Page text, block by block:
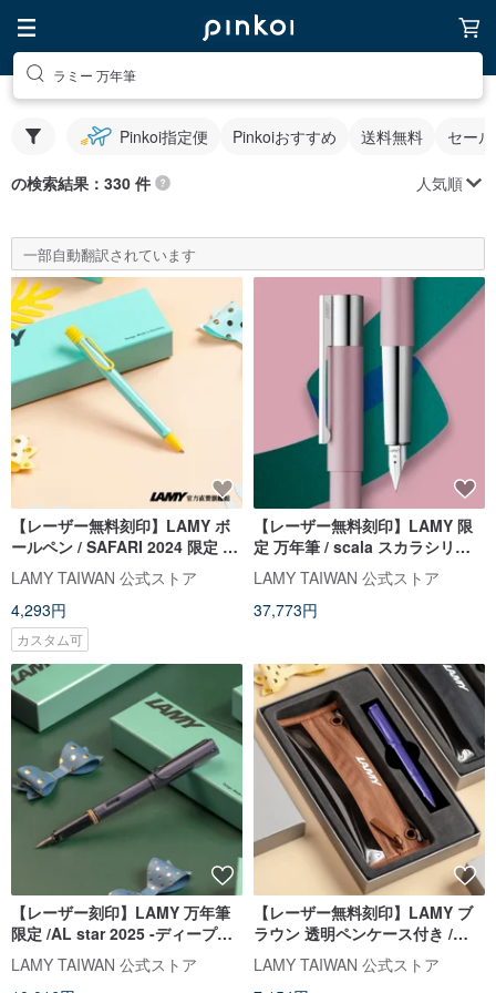
ラミー 万年筆
Pinkoi指定便 Pinkoiおすすめ 送料無料 セー
の検索結果：330 件 人気順
一部自動翻訳されています
【レーザー無料刻印】LAMY ボ
ールペン / SAFARI 2024 限定 -
パイナップル
LAMY TAIWAN 公式ストア
4,293円
カスタム可
【レーザー無料刻印】LAMY 限
定 万年筆 / scala スカラシリー
ズ - ローズピンク
LAMY TAIWAN 公式ストア
37,773円
【レーザー刻印】LAMY 万年筆
限定 /AL star 2025 -ディープダ
スクブルー
LAMY TAIWAN 公式ストア
【レーザー無料刻印】LAMY ブ
ラウン 透明ペンケース付き /
SAFARI - ローラーボール
LAMY TAIWAN 公式ストア